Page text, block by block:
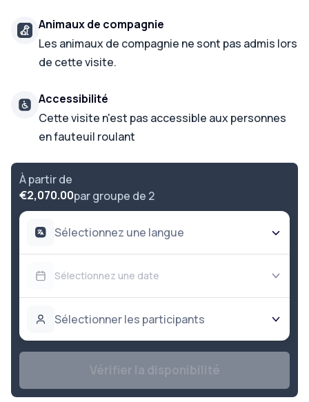
Animaux de compagnie
Les animaux de compagnie ne sont pas admis lors
de cette visite.
Accessibilité
Cette visite n'est pas accessible aux personnes
en fauteuil roulant
À partir de
€2,070.00par groupe de 2
Sélectionnez une langue
Sélectionnez une date
Sélectionner les participants